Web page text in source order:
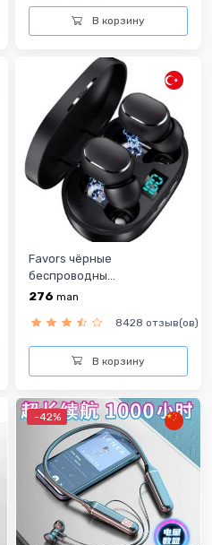
В корзину
Favors чёрные
беспроводны...
276 man
8428 отзыв(ов)
В корзину
-42%